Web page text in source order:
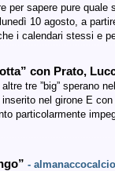
per sapere pure
10 agosto, a
i calendari stessi e
con Prato,
tre ”big” sperano
nel girone E
particolarmente
-